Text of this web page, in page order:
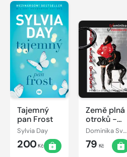
Tajemný
pan Frost
Sylvia Day
200Kč
Země plná
otroků -
Pravda o
(vašich)
mužích
Dominika Svobodová
79 Kč